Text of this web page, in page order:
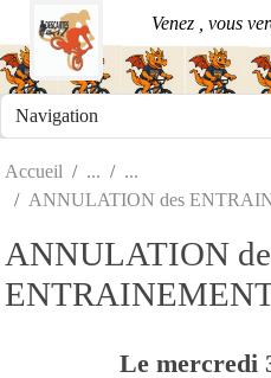
Venez , vous
Accueil
ANNULATION des
ANNULATION
Le mercredi
Panneau de gestion des cookies